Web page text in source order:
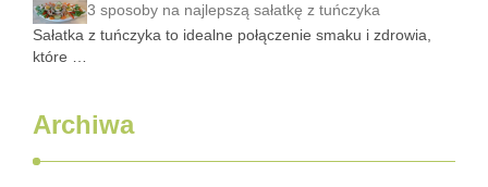
3 sposoby na najlepszą sałatkę z tuńczyka
Sałatka z tuńczyka to idealne połączenie smaku i zdrowia,
które …
Archiwa